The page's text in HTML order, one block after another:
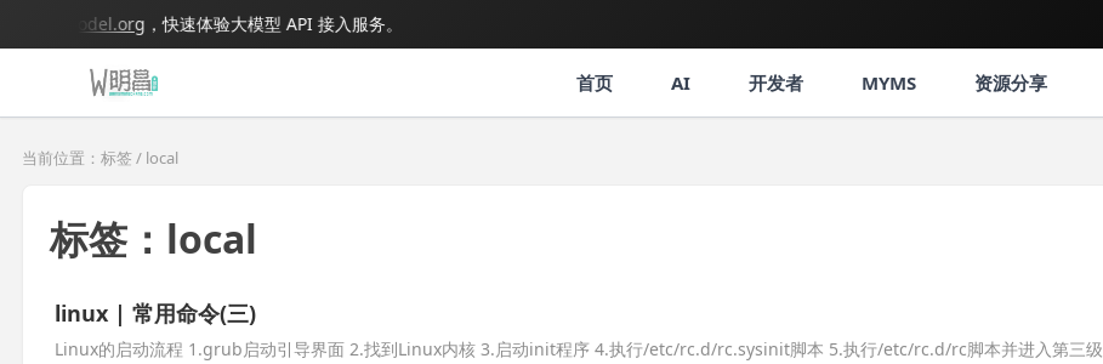
，快速体验大模型 API 接入服务。
首页 AI 开发者 MYMS 资源分享
当前位置：标签 / local
标签：local
linux | 常用命令(三)
Linux的启动流程 1.grub启动引导界面 2.找到Linux内核 3.启动init程序 4.执行/etc/rc.d/rc.sysinit脚本 5.执行/etc/rc.d/rc脚本并进入第三级